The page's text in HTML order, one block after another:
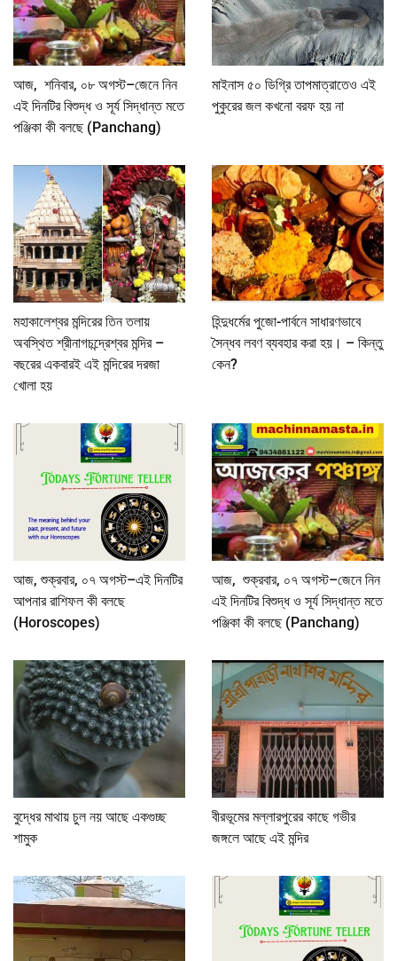
আজ, শনিবার, ০৮ অগস্ট–জেনে নিন
এই দিনটির বিশুদ্ধ ও সূর্য সিদ্ধান্ত মতে
পঞ্জিকা কী বলছে (Panchang)
মাইনাস ৫০ ডিগ্রি তাপমাত্রাতেও এই
পুকুরের জল কখনো বরফ হয় না
মহাকালেশ্বর মন্দিরের তিন তলায়
অবস্থিত শ্রীনাগচন্দ্রেশ্বর মন্দির –
বছরের একবারই এই মন্দিরের দরজা
খোলা হয়
হিন্দুধর্মের পুজো-পার্বনে সাধারণভাবে
সৈন্ধব লবণ ব্যবহার করা হয়। – কিন্তু
কেন?
আজ, শুক্রবার, ০৭ অগস্ট–এই দিনটির
আপনার রাশিফল কী বলছে
(Horoscopes)
আজ, শুক্রবার, ০৭ অগস্ট–জেনে নিন
এই দিনটির বিশুদ্ধ ও সূর্য সিদ্ধান্ত মতে
পঞ্জিকা কী বলছে (Panchang)
বুদ্ধের মাথায় চুল নয় আছে একগুচ্ছ
শামুক
বীরভূমের মল্লারপুরের কাছে গভীর
জঙ্গলে আছে এই মন্দির